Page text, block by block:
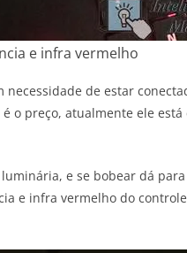
e infra vermelho
de estar
preço, atualmente ele está
e se bobear dá
e infra vermelho do